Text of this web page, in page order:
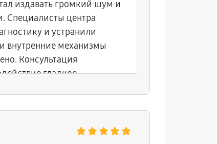
издавать громкий шум и
Специалисты центра
и устранили
внутренние механизмы
Консультация
гладкое.